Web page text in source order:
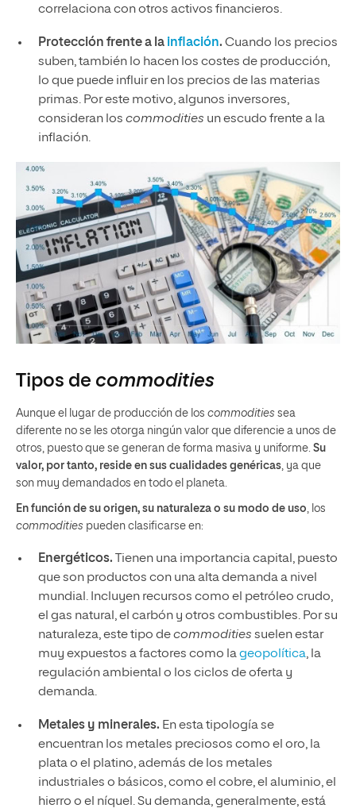
correlaciona con otros activos financieros.
Protección frente a la inflación. Cuando los precios
suben, también lo hacen los costes de producción,
lo que puede influir en los precios de las materias
primas. Por este motivo, algunos inversores,
consideran los commodities un escudo frente a la
inflación.
Tipos de commodities
Aunque el lugar de producción de los commodities sea
diferente no se les otorga ningún valor que diferencie a unos de
otros, puesto que se generan de forma masiva y uniforme. Su
valor, por tanto, reside en sus cualidades genéricas, ya que
son muy demandados en todo el planeta.
En función de su origen, su naturaleza o su modo de uso, los
commodities pueden clasificarse en:
Energéticos.
Tienen una importancia capital, puesto
que son productos con una alta demanda a nivel
mundial. Incluyen recursos como el petróleo crudo,
el gas natural, el carbón y otros combustibles. Por su
naturaleza, este tipo decommodities suelen estar
muy expuestos a factores como lageopolítica, la
regulación ambiental o los ciclos de oferta y
demanda.
Metales y minerales. En esta tipología se
encuentran los metales preciosos como el oro, la
plata o el platino, además de los metales
industriales o básicos, como el cobre, el aluminio, el
hierro o el níquel. Su demanda, generalmente, está